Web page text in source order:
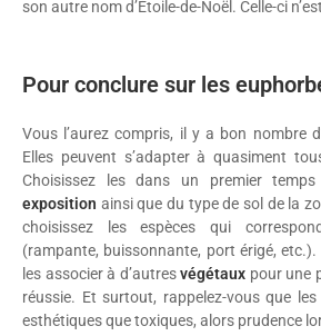
son autre nom d’Étoile-de-Noël. Celle-ci
Pour conclure sur les
Vous l’aurez compris, il y a bon nombre
Elles peuvent s’adapter à quasiment
Choisissez les dans un premier
exposition ainsi que du type de sol de la
choisissez les espèces qui
(rampante, buissonnante, port érigé, etc.).
les associer à d’autresvégétaux pour une
réussie. Et surtout, rappelez-vous que
esthétiques que toxiques, alors prudence